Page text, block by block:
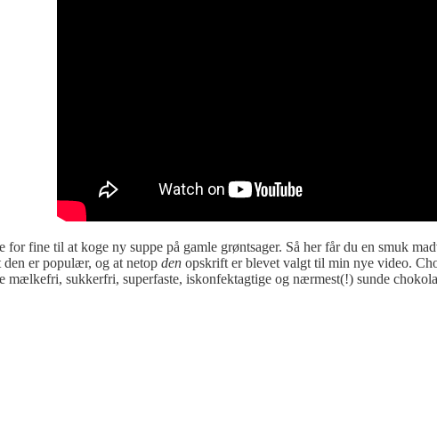
fine til at koge ny suppe på gamle grøntsager. Så her får du en smuk
er populær, og at netop den opskrift er blevet valgt til min nye video.
mælkefri, sukkerfri, superfaste, iskonfektagtige og nærmest(!) sunde